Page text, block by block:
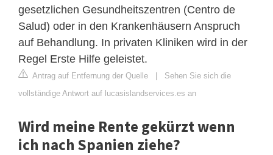
gesetzlichen Gesundheitszentren (Centro de
Salud) oder in den Krankenhäusern Anspruch
auf Behandlung. In privaten Kliniken wird in der
Regel Erste Hilfe geleistet.
Antrag auf Entfernung der Quelle | Sehen Sie sich die
vollständige Antwort auf lucasislandservices.es an
Wird meine Rente gekürzt wenn
ich nach Spanien ziehe?